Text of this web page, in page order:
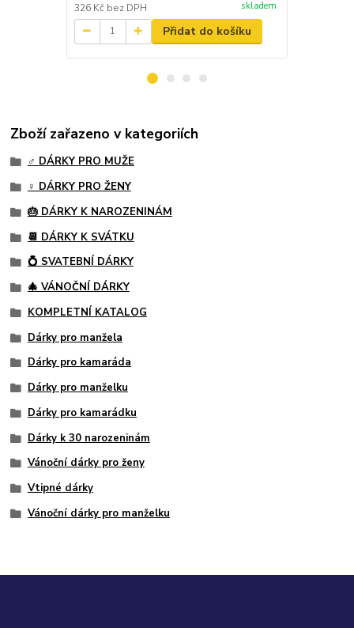
326 Kč bez DPH skladem
Přidat do košíku
Zboží zařazeno v kategoriích
♂️ DÁRKY PRO MUŽE
♀️ DÁRKY PRO ŽENY
🎂 DÁRKY K NAROZENINÁM
📆 DÁRKY K SVÁTKU
💍 SVATEBNÍ DÁRKY
🎄 VÁNOČNÍ DÁRKY
KOMPLETNÍ KATALOG
Dárky pro manžela
Dárky pro kamaráda
Dárky pro manželku
Dárky pro kamarádku
Dárky k 30 narozeninám
Vánoční dárky pro ženy
Vtipné dárky
Vánoční dárky pro manželku